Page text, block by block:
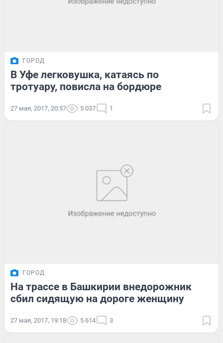
ГОРОД
В Уфе легковушка, катаясь по
тротуару, повисла на бордюре
27 мая, 2017, 20:57 5 037 1
ГОРОД
На трассе в Башкирии внедорожник
сбил сидящую на дороге женщину
27 мая, 2017, 19:18 5 614 3